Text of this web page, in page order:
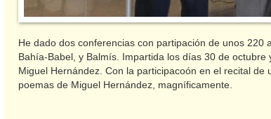
He dado dos conferencias con partipación de unos 220
Bahía-Babel, y Balmís. Impartida los días 30 de
Miguel Hernández. Con la participacoón en el recital
poemas de Miguel Hernández, magníficamente.